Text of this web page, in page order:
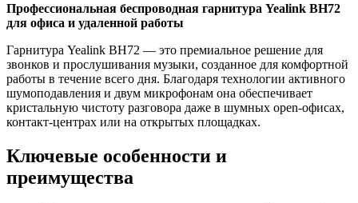
Профессиональная беспроводная гарнитура Yealink BH72
для офиса и удаленной работы
Гарнитура Yealink BH72 — это премиальное решение для
звонков и прослушивания музыки, созданное для комфортной
работы в течение всего дня. Благодаря технологии активного
шумоподавления и двум микрофонам она обеспечивает
кристальную чистоту разговора даже в шумных open-офисах,
контакт-центрах или на открытых площадках.
Ключевые особенности и
преимущества